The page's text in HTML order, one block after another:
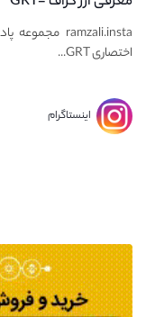
اختصاری GRT...
اینستاگرام